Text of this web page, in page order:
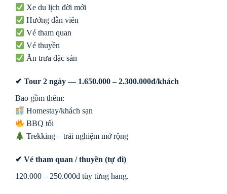
Xe du lịch đời mới
Hướng dẫn viên
Vé tham quan
Vé thuyền
Ăn trưa đặc sản
✔ Tour 2 ngày — 1.650.000 – 2.300.000đ/khách
Bao gồm thêm:
Homestay/khách sạn
BBQ tối
Trekking – trải nghiệm mở rộng
✔ Vé tham quan / thuyền (tự đi)
120.000 – 250.000đ tùy từng hang.